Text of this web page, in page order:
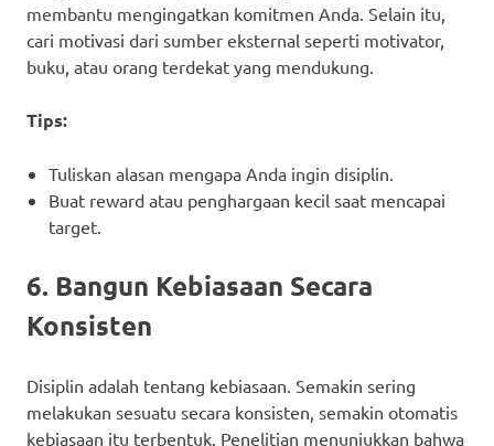
membantu mengingatkan komitmen Anda. Selain itu,
cari motivasi dari sumber eksternal seperti motivator,
buku, atau orang terdekat yang mendukung.
Tips:
Tuliskan alasan mengapa Anda ingin disiplin.
Buat reward atau penghargaan kecil saat mencapai
target.
6. Bangun Kebiasaan Secara
Konsisten
Disiplin adalah tentang kebiasaan. Semakin sering
melakukan sesuatu secara konsisten, semakin otomatis
kebiasaan itu terbentuk. Penelitian menunjukkan bahwa